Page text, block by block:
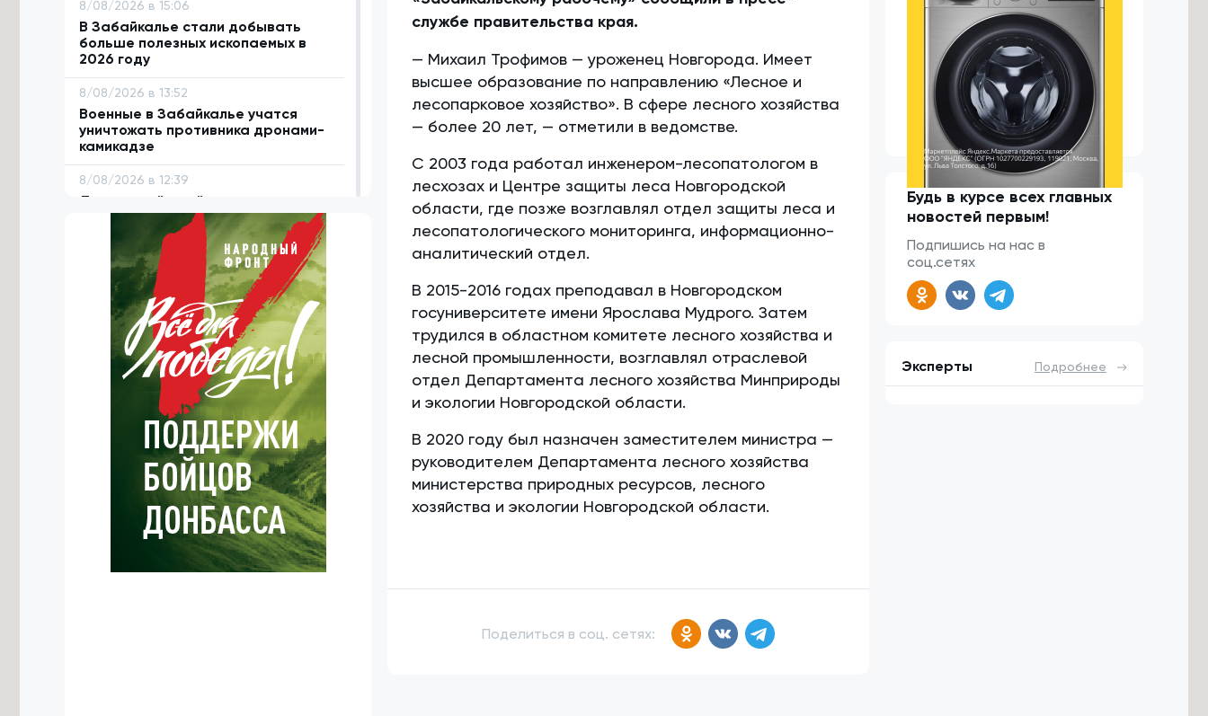
8/08/2026 в 15:06
В Забайкалье стали добывать
больше полезных ископаемых в
2026 году
8/08/2026 в 13:52
Военные в Забайкалье учатся
уничтожать противника дронами-
камикадзе
8/08/2026 в 12:39
Лосиха и её детёныш попали в
объектив фотоловушки в
Забайкалье
8/08/2026 в 11:23
Центр национальных игр планируют
открыть в Забайкальском крае
8/08/2026 в 10:55
Осипов: Забайкальские тренеры
воспитывают чемпионов мирового
8/08/2026 в 10:02
Трутнев заявил о готовности
доверить госслужащим-ветеранам
СВО ответственные направления
8/08/2026 в 09:05
Археологи обнаружили в
Забайкалье костяную иглу
возрастом около 30 тысяч лет
службе правительства края.
— Михаил Трофимов — уроженец Новгорода. Имеет
высшее образование по направлению ​«Лесное и
лесопарковое хозяйство». В сфере лесного хозяйства
— более 20 лет, — отметили в ведомстве.
С 2003 года работал инженером-лесопатологом в
лесхозах и Центре защиты леса Новгородской
области, где позже возглавлял отдел защиты леса и
лесопатологического мониторинга, информационно-
аналитический отдел.
В 2015-2016 годах преподавал в Новгородском
госуниверситете имени Ярослава Мудрого. Затем
трудился в областном комитете лесного хозяйства и
лесной промышленности, возглавлял отраслевой
отдел Департамента лесного хозяйства Минприроды
и экологии Новгородской области.
В 2020 году был назначен заместителем министра —
руководителем Департамента лесного хозяйства
министерства природных ресурсов, лесного
хозяйства и экологии Новгородской области.
Поделиться в соц. сетях:
Будь в курсе всех главных
новостей первым!
Подпишись на нас в
соц.сетях
Эксперты Подробнее